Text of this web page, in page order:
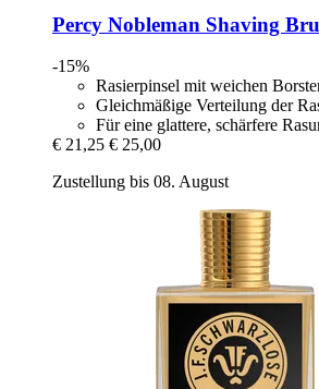
Percy Nobleman Shaving
-15%
Rasierpinsel mit weichen
Gleichmäßige Verteilung der
Für eine glattere, schärfere
€ 21,25 € 25,00
Zustellung bis 08. August